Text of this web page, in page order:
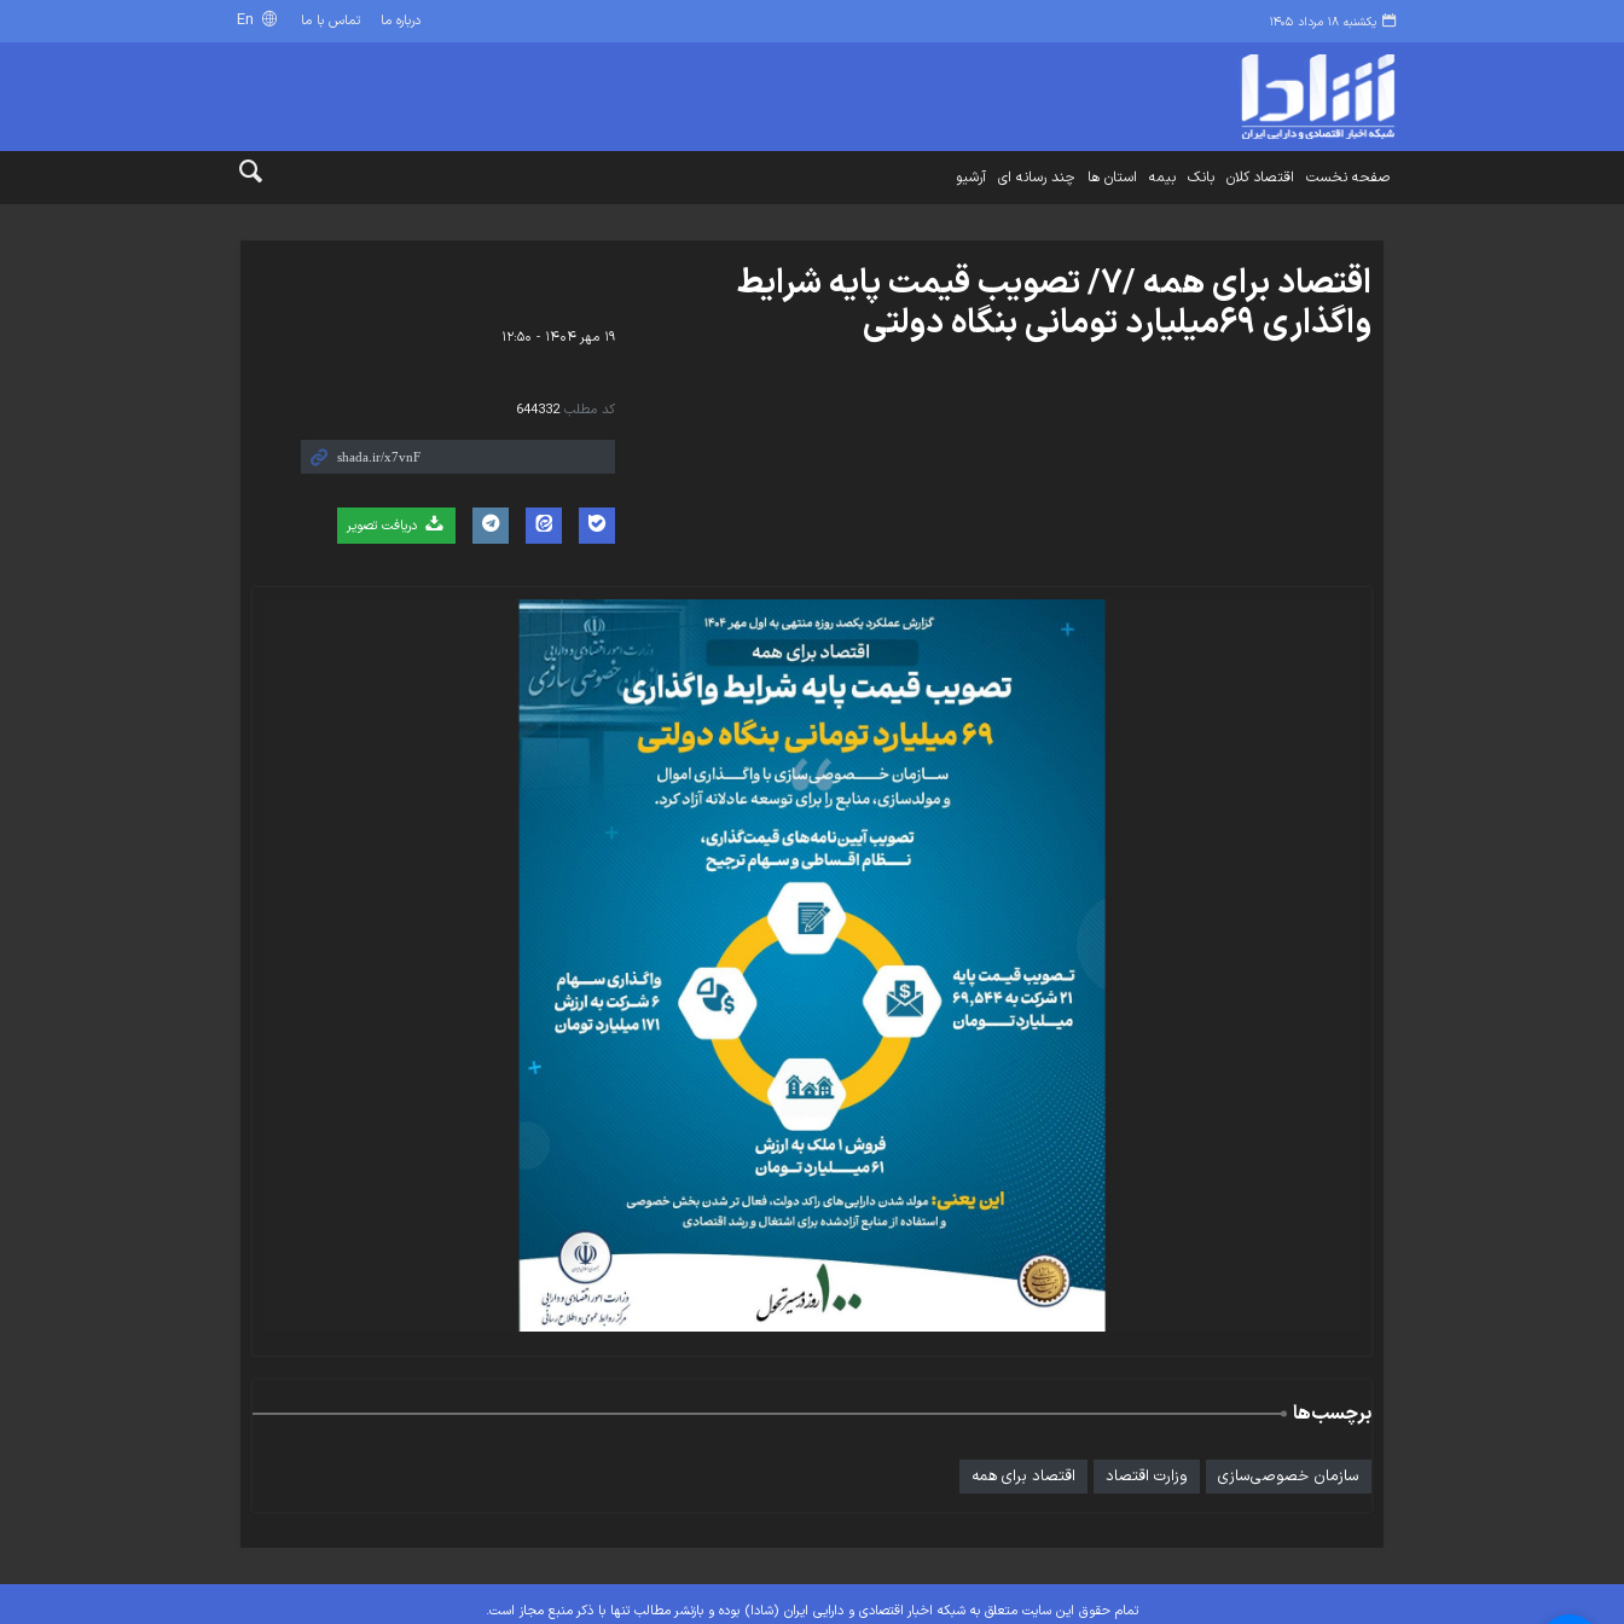
یکشنبه ۱۸ مرداد ۱۴۰۵ درباره ما تماس با ما
صفحه نخست اقتصاد کلان بانک بیمه استان ها چند رسانه ای آرشیو
۱۹ مهر ۱۴۰۴ - ۱۲:۵۰
کد مطلب644332
دریافت تصویر
اقتصاد برای همه /۷/ تصویب قیمت پایه شرایط
واگذاری ۶۹میلیارد تومانی بنگاه دولتی
برچسب‌ها
سازمان خصوصی‌سازی وزارت اقتصاد اقتصاد برای همه
تمام حقوق این سایت متعلق به شبکه اخبار اقتصادی و دارایی ایران (شادا) بوده و بازنشر مطالب تنها با ذکر منبع مجاز است.